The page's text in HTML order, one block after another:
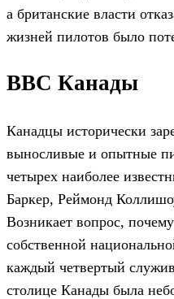
а британские власти
жизней пилотов было
ВВС Канады
Канадцы исторически
выносливые и опытные
четырех наиболее
Баркер, Реймонд
Возникает вопрос,
собственной
каждый четвертый
столице Канады была